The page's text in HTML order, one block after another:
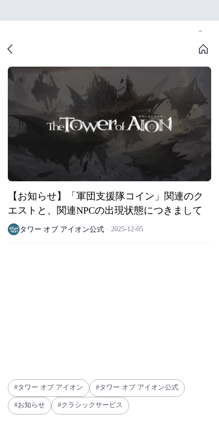
【お知らせ】「軍団支援隊コイン」関連のク
エストと、関連NPCの出現状態につきまして
タワー オブ アイオン公式 2025-12-05
タワー オブ アイオン タワー オブ アイオン公式
お知らせ クラシックサービス